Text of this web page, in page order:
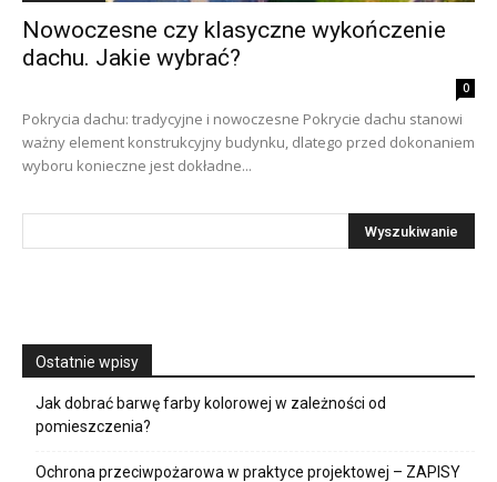
Nowoczesne czy klasyczne wykończenie
dachu. Jakie wybrać?
0
Pokrycia dachu: tradycyjne i nowoczesne Pokrycie dachu stanowi
ważny element konstrukcyjny budynku, dlatego przed dokonaniem
wyboru konieczne jest dokładne...
Ostatnie wpisy
Jak dobrać barwę farby kolorowej w zależności od
pomieszczenia?
Ochrona przeciwpożarowa w praktyce projektowej – ZAPISY